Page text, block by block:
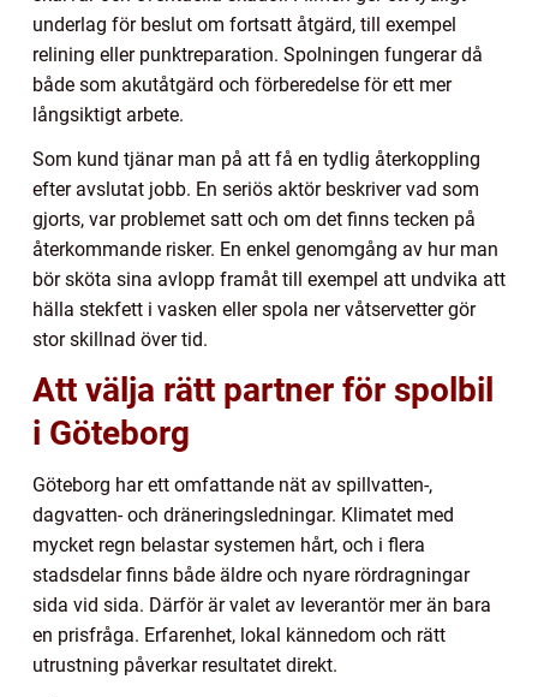
underlag för beslut om fortsatt åtgärd, till exempel
relining eller punktreparation. Spolningen fungerar då
både som akutåtgärd och förberedelse för ett mer
långsiktigt arbete.
Som kund tjänar man på att få en tydlig återkoppling
efter avslutat jobb. En seriös aktör beskriver vad som
gjorts, var problemet satt och om det finns tecken på
återkommande risker. En enkel genomgång av hur man
bör sköta sina avlopp framåt till exempel att undvika att
hälla stekfett i vasken eller spola ner våtservetter gör
stor skillnad över tid.
Att välja rätt partner för spolbil
i Göteborg
Göteborg har ett omfattande nät av spillvatten-,
dagvatten- och dräneringsledningar. Klimatet med
mycket regn belastar systemen hårt, och i flera
stadsdelar finns både äldre och nyare rördragningar
sida vid sida. Därför är valet av leverantör mer än bara
en prisfråga. Erfarenhet, lokal kännedom och rätt
utrustning påverkar resultatet direkt.